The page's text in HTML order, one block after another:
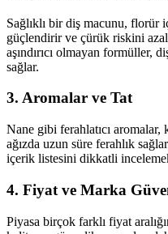
Sağlıklı bir diş macunu, florür
güçlendirir ve çürük riskini
aşındırıcı olmayan formüller,
sağlar.
3. Aromalar ve Tat
Nane gibi ferahlatıcı
ağızda uzun süre ferahlık
içerik listesini dikkatli
4. Fiyat ve Marka
Piyasa birçok farklı fiyat